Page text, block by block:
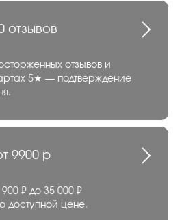
отзывов
отзывов и
5★ — подтверждение
9900 р
₽ до 35 000 ₽
доступной цене.